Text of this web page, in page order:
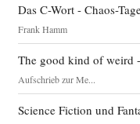
Das C-Wort - Chaos-
Frank Hamm
The good kind of weird
Aufschrieb zur Me...
Science Fiction und